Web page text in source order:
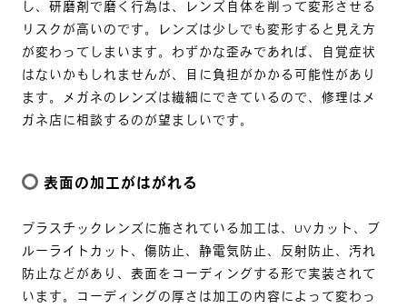
し、研磨剤で磨く行為は、レンズ自体を削って変形させる
リスクが高いのです。レンズは少しでも変形すると見え方
が変わってしまいます。わずかな歪みであれば、自覚症状
はないかもしれませんが、目に負担がかかる可能性があり
ます。メガネのレンズは繊細にできているので、修理はメ
ガネ店に相談するのが望ましいです。
表面の加工がはがれる
プラスチックレンズに施されている加工は、UVカット、ブ
ルーライトカット、傷防止、静電気防止、反射防止、汚れ
防止などがあり、表面をコーディングする形で実装されて
います。コーディングの厚さは加工の内容によって変わっ